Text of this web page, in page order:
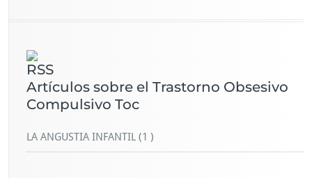
Artículos sobre el Trastorno Obsesivo
Compulsivo Toc
LA ANGUSTIA INFANTIL (1 )